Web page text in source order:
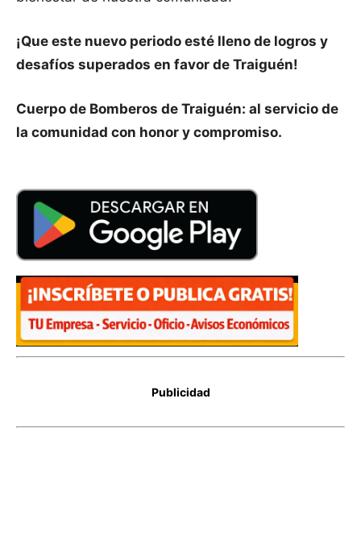
¡Que este nuevo periodo esté lleno de logros y
desafíos superados en favor de Traiguén!
Cuerpo de Bomberos de Traiguén: al servicio de
la comunidad con honor y compromiso.
Publicidad